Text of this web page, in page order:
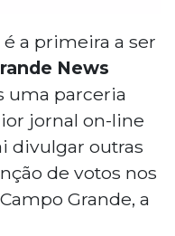
a primeira a ser
News
uma parceria
jornal on-line
divulgar outras
de votos nos
Grande, a